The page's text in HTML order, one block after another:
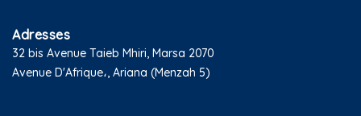
Adresses
32 bis Avenue Taieb Mhiri, Marsa 2070
Avenue D'Afrique،, Ariana (Menzah 5)